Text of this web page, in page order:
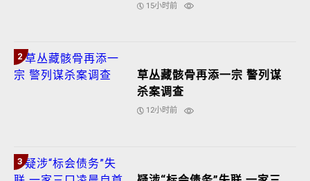
15小时前
2
草丛藏骸骨再添一宗 警列谋
杀案调查
12小时前
3